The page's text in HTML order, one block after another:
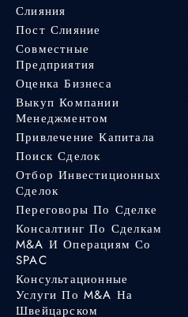
Слияния
Пост Слияние
Совместные
Предприятия
Оценка Бизнеса
Выкуп Компании
Менеджментом
Привлечение Капитала
Поиск Сделок
Отбор Инвестиционных
Сделок
Переговоры По Сделке
Консалтинг По Сделкам
M&A И Операциям Со
SPAC
Консультационные
Услуги По M&A На
Швейцарском